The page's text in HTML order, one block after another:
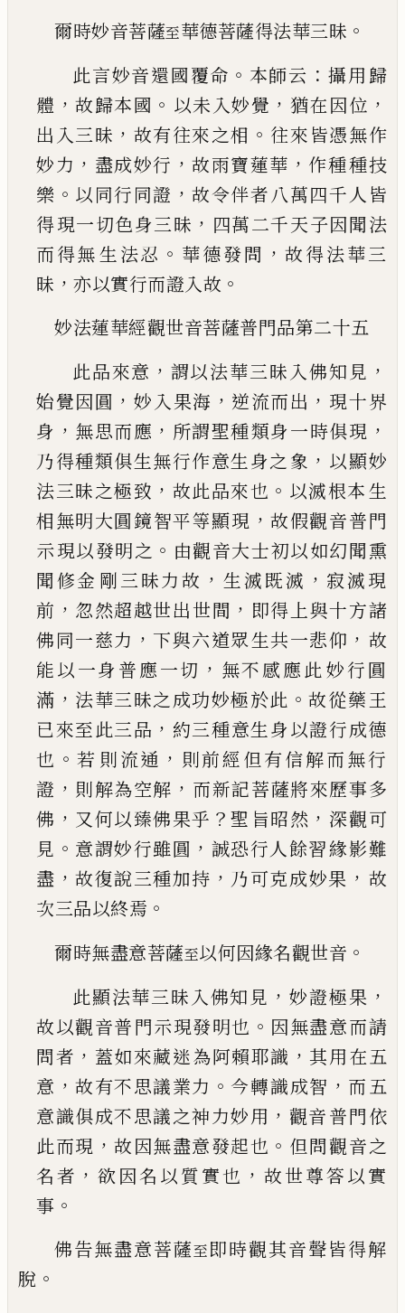
爾時妙音菩薩至華德菩薩得法華三昧 。
此言妙音還國覆命 。 本師云 ： 攝用歸
體 ， 故歸本國 。 以未入妙覺 ， 猶在因位 ，
出入三昧 ， 故有往來之相 。 往來皆憑無作
妙力 ， 盡成妙行 ， 故雨寶蓮華 ， 作種種技
樂 。 以同行同證 ， 故令伴者八萬四千人皆
得現一切色身三昧 ， 四萬二千天子因聞法
而得無生法忍 。 華德發問 ， 故得法華三
昧 ， 亦以實行而證入故 。
妙法蓮華經觀世音菩薩普門品第二十五
此品來意 ， 謂以法華三昧入佛知見 ，
始覺因圓 ， 妙 入果海 ， 逆流而出 ， 現十界
身 ， 無思而應 ， 所謂聖種類身一時俱現 ，
乃得種類俱生無行作意生身之象 ， 以顯妙
法三昧之極致 ， 故此品來也 。 以滅根本生
相無明大圓鏡智平等顯現 ， 故假觀音普門
示現以發明之 。 由觀音大士初以如幻聞熏
聞修金 剛三昧力故 ， 生滅既滅 ， 寂滅現
前 ， 忽然超越世出世間 ， 即得上與十方諸
佛同一慈力 ， 下與六道眾生共一悲仰 ， 故
能以一身普應一切 ， 無不感應此妙行圓
滿 ， 法華三昧之成功妙極於此 。 故從藥王
已來至此三品 ， 約三種意生身以證行成德
也 。 若 則流通 ， 則前經但有信解而無行
證 ， 則解為空解 ， 而新記菩薩將來歷事多
佛 ， 又何以臻佛果乎 ？ 聖 旨昭然 ， 深觀可
見 。 意謂妙行雖圓 ， 誠恐行人餘習緣影難
盡 ， 故復說三種加持 ， 乃可克成妙果 ， 故
次三品以終焉 。
爾時無盡意菩薩至以何因緣名觀世音 。
此顯法華三昧入佛知見 ， 妙證極果 ，
故以觀音普門示現發明也 。 因無盡意而請
問者 ， 蓋如來藏迷為阿賴耶識 ， 其用在五
意 ， 故有不思議業力 。 今轉識成智 ， 而五
意識俱成不思議之神力妙用 ， 觀音普門依
此而現 ， 故因無盡意發起也 。 但問觀音之
名者 ， 欲因名以質實也 ， 故世尊答以實
事 。
佛告無盡意菩薩至即時觀其音聲皆得解
脫 。